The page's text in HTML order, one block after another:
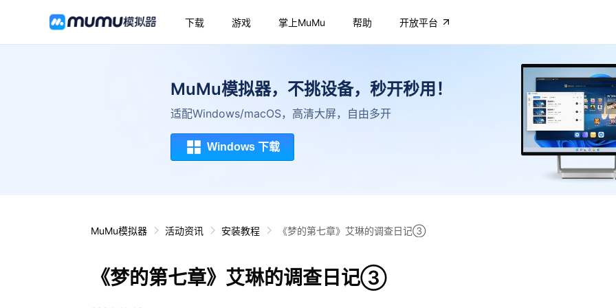
下载 游戏 掌上MuMu 帮助 开放平台
MuMu模拟器，不挑设备，秒开秒用！
适配Windows/macOS，高清大屏，自由多开
Windows 下载
MuMu模拟器 活动资讯 安装教程 《梦的第七章》艾琳的调查日记③
《梦的第七章》艾琳的调查日记③